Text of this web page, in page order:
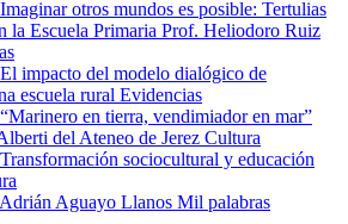
Imaginar otros mundos es posible: Tertulias
la Escuela Primaria Prof. Heliodoro Ruiz
El impacto del modelo dialógico de
escuela rural Evidencias
“Marinero en tierra, vendimiador en mar”
del Ateneo de Jerez Cultura
Transformación sociocultural y educación
Adrián Aguayo Llanos Mil palabras